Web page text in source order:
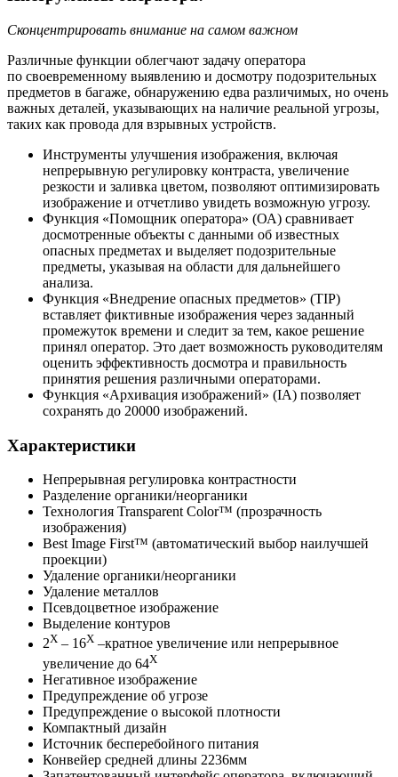
Сконцентрировать внимание на самом важном
Различные функции облегчают задачу оператора
по своевременному выявлению и досмотру подозрительных
предметов в багаже, обнаружению едва различимых, но очень
важных деталей, указывающих на наличие реальной угрозы,
таких как провода для взрывных устройств.
Инструменты улучшения изображения, включая
непрерывную регулировку контраста, увеличение
резкости и заливка цветом, позволяют оптимизировать
изображение и отчетливо увидеть возможную угрозу.
Функция «Помощник оператора» (ОА) сравнивает
досмотренные объекты с данными об известных
опасных предметах и выделяет подозрительные
предметы, указывая на области для дальнейшего
анализа.
Функция «Внедрение опасных предметов» (TIP)
вставляет фиктивные изображения через заданный
промежуток времени и следит за тем, какое решение
принял оператор. Это дает возможность руководителям
оценить эффективность досмотра и правильность
принятия решения различными операторами.
Функция «Архивация изображений» (IA) позволяет
сохранять до 20000 изображений.
Характеристики
Непрерывная регулировка контрастности
Разделение органики/неорганики
Технология Transparent Color™ (прозрачность
изображения)
Best Image First™ (автоматический выбор наилучшей
проекции)
Удаление органики/неорганики
Удаление металлов
Псевдоцветное изображение
Выделение контуров
2X – 16X –кратное увеличение или непрерывное
увеличение до 64X
Негативное изображение
Предупреждение об угрозе
Предупреждение о высокой плотности
Компактный дизайн
Источник бесперебойного питания
Конвейер средней длины 2236мм